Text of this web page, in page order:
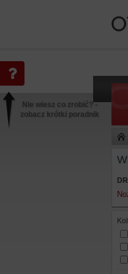
Nie wiesz co zrobić? -
zobacz krótki poradnik